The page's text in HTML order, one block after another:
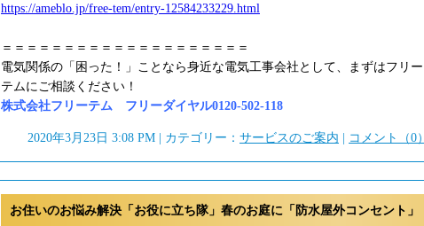
https://ameblo.jp/free-tem/entry-12584233229.html
＝＝＝＝＝＝＝＝＝＝＝＝＝＝＝＝＝＝＝＝
電気関係の「困った！」ことなら身近な電気工事会社として、まずはフリー
テムにご相談ください！
株式会社フリーテム フリーダイヤル0120-502-118
2020年3月23日 3:08 PM | カテゴリー： サービスのご案内 コメント（0）
お住いのお悩み解決「お役に立ち隊」春のお庭に「防水屋外コンセント」